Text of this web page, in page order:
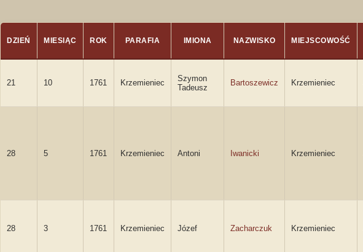
DZIEŃ MIESIĄC ROK PARAFIA IMIONA NAZWISKO MIEJSCOWOŚĆ
21 10 1761 Krzemieniec
Szymon
Tadeusz
Bartoszewicz Krzemieniec
28 5 1761 Krzemieniec Antoni Iwanicki Krzemieniec
28 3 1761 Krzemieniec Józef Zacharczuk Krzemieniec